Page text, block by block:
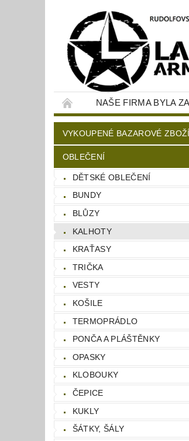
NAŠE FIRMA BYLA
KONTAKTY NAPIŠTE
VYKOUPENÉ BAZAROVÉ ZBOŽÍ
OBLEČENÍ
DĚTSKÉ OBLEČENÍ
BUNDY
BLŮZY
KALHOTY
KRAŤASY
TRIČKA
VESTY
KOŠILE
TERMOPRÁDLO
PONČA A PLÁŠTĚNKY
OPASKY
KLOBOUKY
ČEPICE
KUKLY
ŠÁTKY, ŠÁLY